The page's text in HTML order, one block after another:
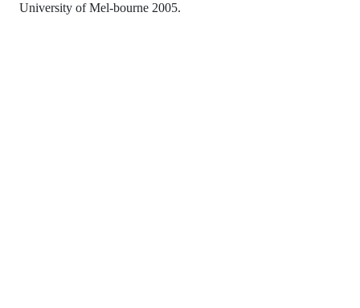
University of Mel-bourne 2005.